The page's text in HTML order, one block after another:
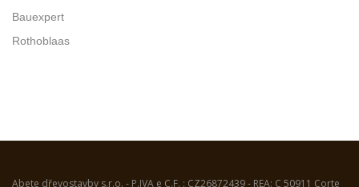
Bauexpert
Rothoblaas
Abete dřevostavby s.r.o. - P.IVA e C.F. : CZ26872439 - REA: C 50911 Corte